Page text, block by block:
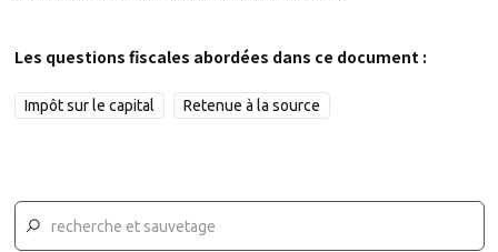
Les questions fiscales abordées dans ce document :
Impôt sur le capital Retenue à la source